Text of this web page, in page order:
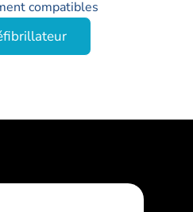
compatibles